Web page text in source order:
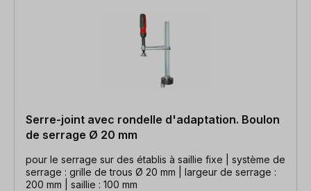
Serre-joint avec rondelle d'adaptation. Boulon
de serrage Ø 20 mm
pour le serrage sur des établis à saillie fixe | système de
serrage : grille de trous Ø 20 mm | largeur de serrage :
200 mm | saillie : 100 mm